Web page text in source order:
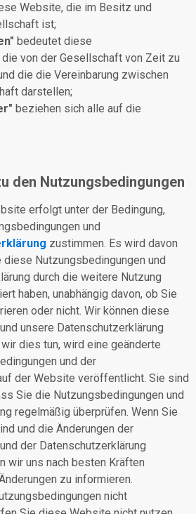
Website, die im Besitz und
ist;
bedeutet diese
von der Gesellschaft von Zeit zu
die die Vereinbarung zwischen
darstellen;
beziehen sich alle auf die
den Nutzungsbedingungen
erfolgt unter der Bedingung,
und
zustimmen. Es wird davon
Nutzungsbedingungen und
durch die weitere Nutzung
haben, unabhängig davon, ob Sie
oder nicht. Wir können diese
unsere Datenschutzerklärung
dies tun, wird eine geänderte
und der
der Website veröffentlicht. Sie sind
Sie die Nutzungsbedingungen und
regelmäßig überprüfen. Wenn Sie
und die Änderungen der
der Datenschutzerklärung
wir uns nach besten Kräften
zu informieren.
nicht